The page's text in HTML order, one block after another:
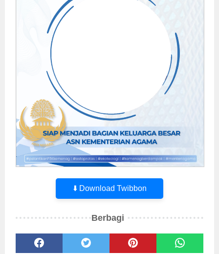
⬇️ Download Twibbon
Berbagi